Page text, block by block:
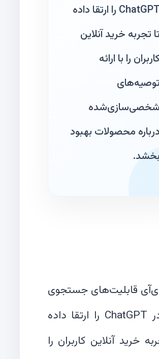
ChatGPT را ارتقا داده
تا تجربه خرید آنلاین
کاربران را با ارائه
توصیه‌های
شخصی‌سازی‌شده
درباره محصولات بهبود
بخشد.
قابلیت‌های جستجوی
وب در ChatGPT را ارتقا داده
خرید آنلاین کاربران را